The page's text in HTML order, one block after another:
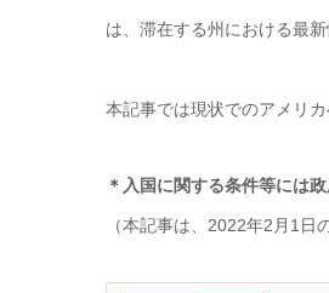
は、滞在する州における最
本記事では現状でのアメリ
＊入国に関する条件等には
（本記事は、2022年2月1日